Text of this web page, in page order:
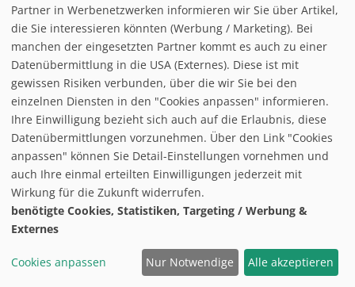
follow us on facebook
Home
Datenschutzerklärung
Impressum
© baxxstage 2021
Cookie Management
Partner in Werbenetzwerken informieren wir Sie über Artikel,
die Sie interessieren könnten (Werbung / Marketing). Bei
manchen der eingesetzten Partner kommt es auch zu einer
Datenübermittlung in die USA (Externes). Diese ist mit
gewissen Risiken verbunden, über die wir Sie bei den
einzelnen Diensten in den "Cookies anpassen" informieren.
Ihre Einwilligung bezieht sich auch auf die Erlaubnis, diese
Datenübermittlungen vorzunehmen. Über den Link "Cookies
anpassen" können Sie Detail-Einstellungen vornehmen und
auch Ihre einmal erteilten Einwilligungen jederzeit mit
Wirkung für die Zukunft widerrufen.
benötigte Cookies, Statistiken, Targeting / Werbung &
Externes
Cookies anpassen Nur Notwendige Alle akzeptieren